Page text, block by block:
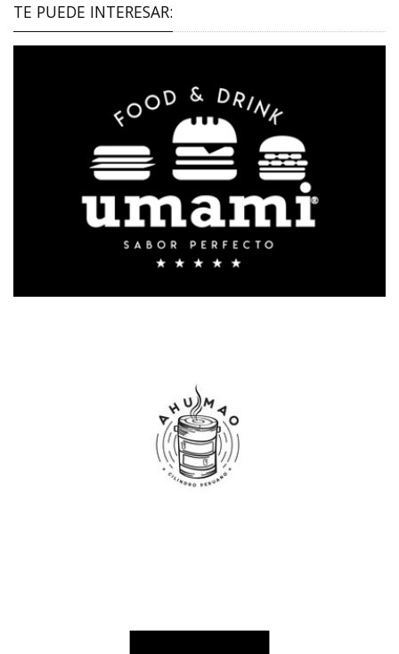
TE PUEDE INTERESAR: